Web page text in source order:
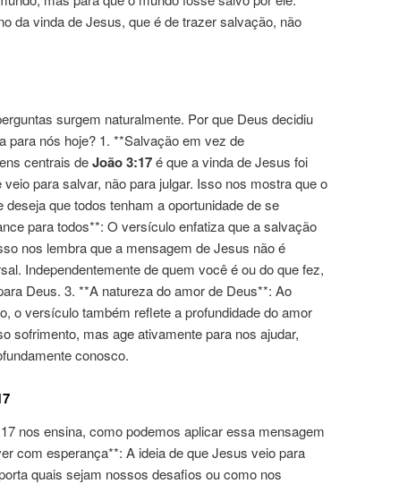
da vinda de Jesus, que é de trazer salvação, não
surgem naturalmente. Por que Deus decidiu
para nós hoje? 1. **Salvação em vez de
centrais deJoão 3:17é que a vinda de Jesus foi
para salvar, não para julgar. Isso nos mostra que o
que todos tenham a oportunidade de se
para todos**: O versículo enfatiza que a salvação
nos lembra que a mensagem de Jesus não é
Independentemente de quem você é ou do que fez,
Deus. 3. **A natureza do amor de Deus**: Ao
o versículo também reflete a profundidade do amor
sofrimento, mas age ativamente para nos ajudar,
conosco.
nos ensina, como podemos aplicar essa mensagem
com esperança**: A ideia de que Jesus veio para
quais sejam nossos desafios ou como nos